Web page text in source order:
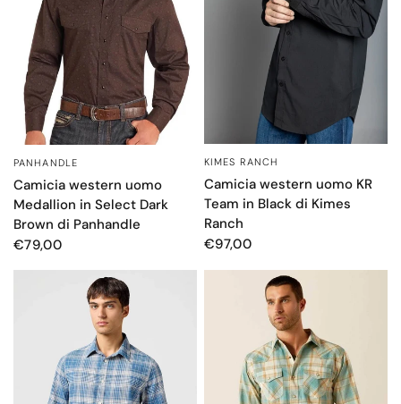
OCCHIATA VELOCE
PANHANDLE
Camicia western uomo
Medallion in Select Dark
Brown di Panhandle
€79,00
OCCHIATA VELOCE
KIMES RANCH
Camicia western uomo KR
Team in Black di Kimes
Ranch
€97,00